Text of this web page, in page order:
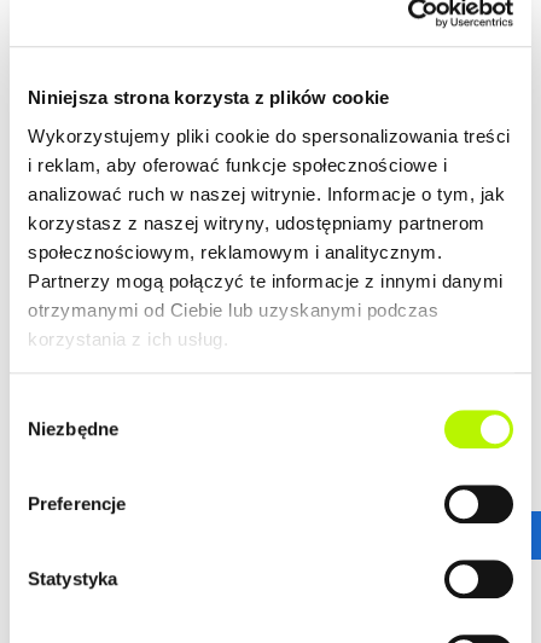
Niniejsza strona korzysta z plików cookie
Wykorzystujemy pliki cookie do spersonalizowania treści
i reklam, aby oferować funkcje społecznościowe i
analizować ruch w naszej witrynie. Informacje o tym, jak
korzystasz z naszej witryny, udostępniamy partnerom
społecznościowym, reklamowym i analitycznym.
Partnerzy mogą połączyć te informacje z innymi danymi
otrzymanymi od Ciebie lub uzyskanymi podczas
korzystania z ich usług.
zgody
Niezbędne
Preferencje
Statystyka
spełnią wymagania nawet najbardziej wymagających
klientów.
DOWIEDZ SIĘ WIĘCEJ O LOKALIZACJI
lokalizacja w centrum
nowoczesna architektura
piękne widoki na Rzeszów
GALERIA